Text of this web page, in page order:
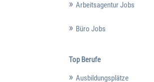
Arbeitsagentur Jobs
Büro Jobs
Top Berufe
Ausbildungsplätze